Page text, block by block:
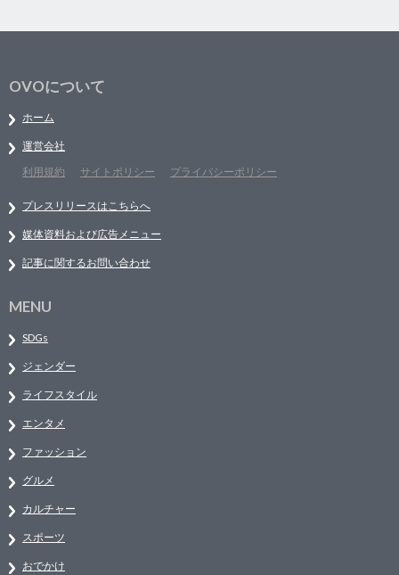
OVOについて
ホーム
運営会社
利用規約
サイトポリシー プライバシーポリシー
プレスリリースはこちらへ
媒体資料および広告メニュー
記事に関するお問い合わせ
MENU
SDGs
ジェンダー
ライフスタイル
エンタメ
ファッション
グルメ
カルチャー
スポーツ
おでかけ